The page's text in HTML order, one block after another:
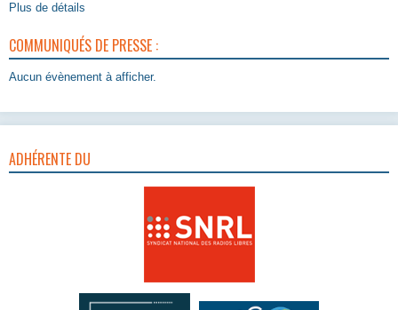
Plus de détails
COMMUNIQUÉS DE PRESSE :
Aucun évènement à afficher.
ADHÉRENTE DU